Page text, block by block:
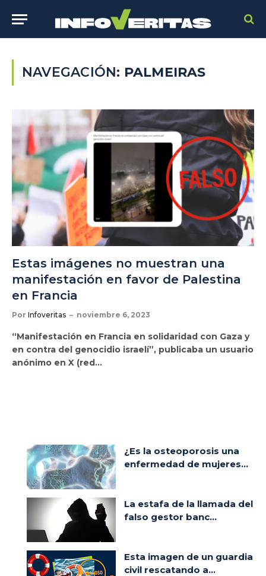
NAVEGACIÓN: PALMEIRAS
Estas imágenes no muestran una
manifestación en favor de Palestina
en Francia
Por Infoveritas noviembre 6, 2023
“Manifestación en Francia en solidaridad con Gaza y
en contra del genocidio israelí”, publicaba un usuario
anónimo en X (red…
¿Es la osteoporosis una
enfermedad de mujeres...
La estafa de la llamada del
falso gestor banc...
Esta imagen de un guardia
civil rescatando a...